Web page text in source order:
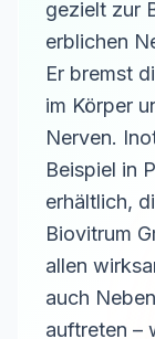
gezielt zur
erblichen
Er bremst
im Körper
Nerven.
Beispiel in
erhältlich,
Biovitrum
allen
auch
auftreten –